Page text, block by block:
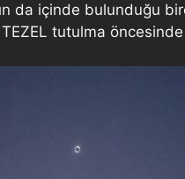
da içinde bulunduğu
TEZEL tutulma